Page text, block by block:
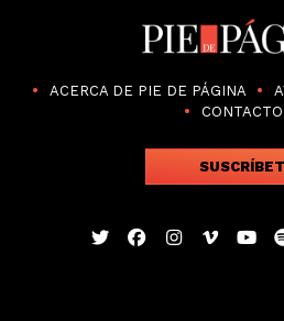
ACERCA DE PIE DE PÁGINA
CONTACTO